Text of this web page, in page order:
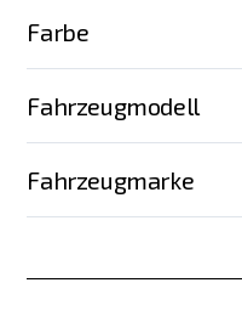
Farbe
Fahrzeugmodell
Fahrzeugmarke